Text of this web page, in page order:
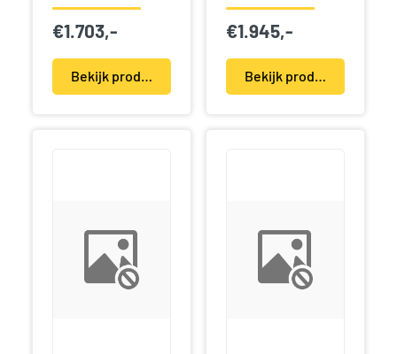
€1.703,-
Bekijk product(en)
€1.945,-
Bekijk product(en)